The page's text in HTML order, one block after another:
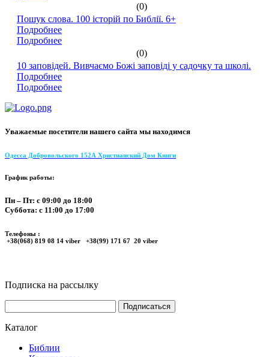
(0)
Пошук слова. 100 історій по Библії. 6+
Подробнее
Подробнее
(0)
10 заповідей. Вивчаємо Божі заповіді у садочку та школі.
Подробнее
Подробнее
Уважаемые посетители нашего сайта мы находимся
Одесса Добровольского 152А Христианский Дом Книги
График работы:
Пн – Пт: с 09:00 до 18:00
Суббота: с 11:00 до 17:00
Телефоны :
+38(068) 819 08 14 viber +38(99) 171 67 20 viber
Подписка на рассылку
Каталог
Библии